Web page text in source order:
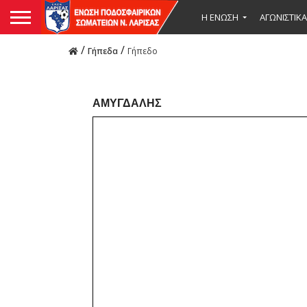
Η ΕΝΩΣΗ ΑΓΩΝΙΣΤΙΚΑ
/ Γήπεδα / Γήπεδο
ΑΜΥΓΔΑΛΉΣ